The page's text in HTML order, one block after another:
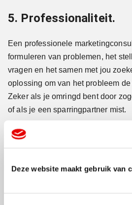
Deze website maakt gebruik van
5. Professionaliteit.
Een professionele
formuleren van problemen, het
vragen en het samen met jou
oplossing om van het probleem
Zeker als je omringd bent door
of als je een sparringpartner mist.
6. Een adviseur geeft